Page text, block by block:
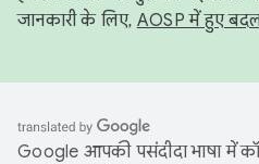
जानकारी के लिए, AOSP में हुए
Google आपकी पसंदीदा भाषा में